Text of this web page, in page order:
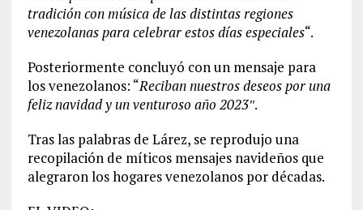
tradición con música de las distintas regiones
venezolanas para celebrar estos días especiales“.
Posteriormente concluyó con un mensaje para
los venezolanos: “Reciban nuestros deseos por una
feliz navidad y un venturoso año 2023″.
Tras las palabras de Lárez, se reprodujo una
recopilación de míticos mensajes navideños que
alegraron los hogares venezolanos por décadas.